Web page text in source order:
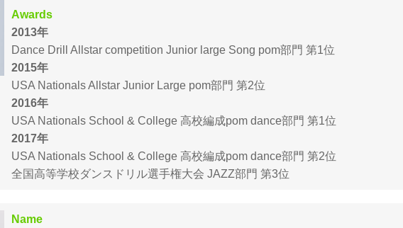
Awards
2013年
Dance Drill Allstar competition Junior large Song pom部門 第1位
2015年
USA Nationals Allstar Junior Large pom部門 第2位
2016年
USA Nationals School & College 高校編成pom dance部門 第1位
2017年
USA Nationals School & College 高校編成pom dance部門 第2位
全国高等学校ダンスドリル選手権大会 JAZZ部門 第3位
Name